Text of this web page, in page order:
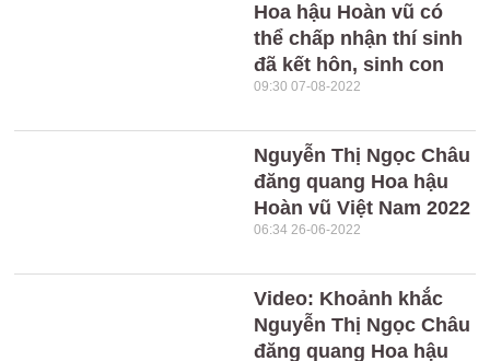
Hoa hậu Hoàn vũ có
thể chấp nhận thí sinh
đã kết hôn, sinh con
09:30 07-08-2022
Nguyễn Thị Ngọc Châu
đăng quang Hoa hậu
Hoàn vũ Việt Nam 2022
06:34 26-06-2022
Video: Khoảnh khắc
Nguyễn Thị Ngọc Châu
đăng quang Hoa hậu